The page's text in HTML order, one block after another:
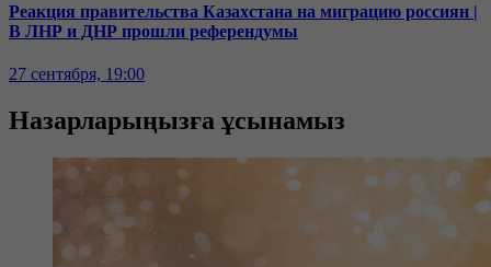
Реакция правительства Казахстана на миграцию россиян |
В ЛНР и ДНР прошли референдумы
27 сентября, 19:00
Назарларыңызға ұсынамыз